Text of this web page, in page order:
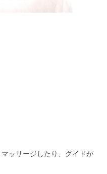
ッサージしたり、グイドが